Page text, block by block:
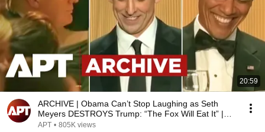
20:59
ARCHIVE | Obama Can’t Stop Laughing as Seth
Meyers DESTROYS Trump: “The Fox Will Eat It” |
WHCD 2011
APT • 805K views